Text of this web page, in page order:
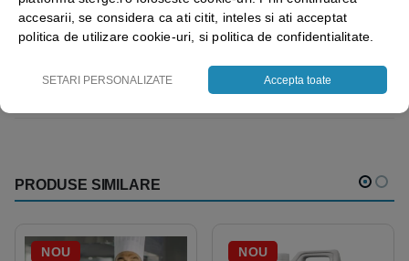
Vezi mai mult ⬇
PRODUSE SIMILARE
NOU NOU
accesarii, se considera ca ati citit, inteles si ati acceptat
politica de utilizare cookie-uri, si politica de confidentialitate.
SETARI PERSONALIZATE Accepta toate